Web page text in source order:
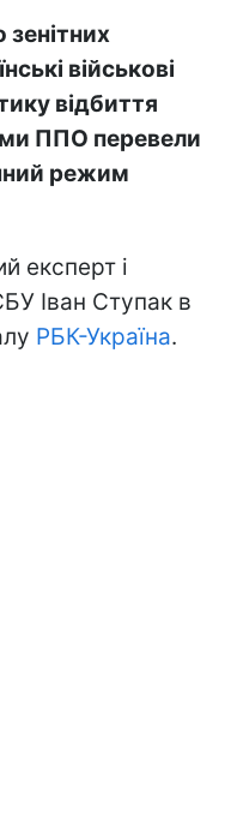
військові
відбиття
ППО перевели
режим
експерт і
Іван Ступак в
РБК-Україна.